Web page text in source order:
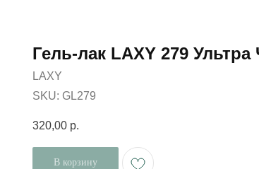
Гель-лак LAXY 279
LAXY
SKU: GL279
320,00 р.
В корзину